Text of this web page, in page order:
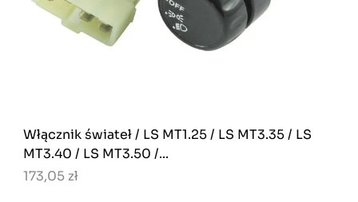
Włącznik świateł / LS MT1.25 / LS MT3.35 / LS
MT3.40 / LS MT3.50 /...
173,05 zł